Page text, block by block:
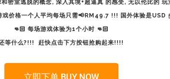
密室逃脱的概念, 深入其境+超逼真 的感受, 无以伦比的 玩
戏价格一个人平均每场只需📢RM49.7 !!! 国外体验是USD
👊🏻 每场游戏体验为1个小时 👊🏻
等什么?!!! 赶快点击下方按钮抢购起来!!!!
立即下单 BUY NOW